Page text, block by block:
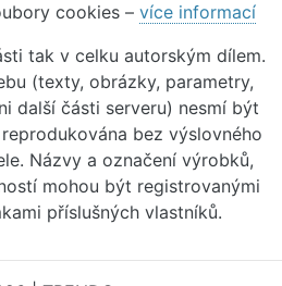
cookies – více informací
tak v celku autorským dílem.
(texty, obrázky, parametry,
další části serveru) nesmí být
bez výslovného
Názvy a označení výrobků,
mohou být registrovanými
příslušných vlastníků.